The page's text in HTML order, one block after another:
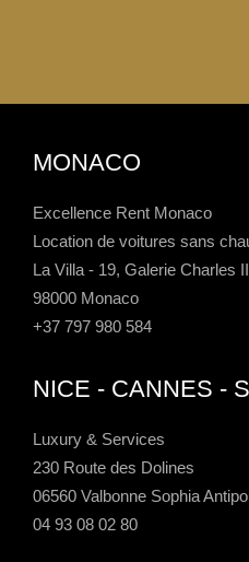
MONACO
Excellence Rent Monaco
Location de voitures sans
La Villa - 19, Galerie Charles
98000 Monaco
+37 797 980 584
NICE - CANNES -
Luxury & Services
230 Route des Dolines
06560 Valbonne Sophia
04 93 08 02 80